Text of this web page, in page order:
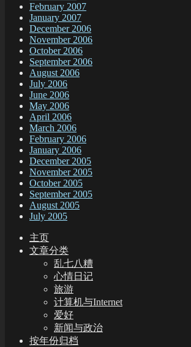
February 2007
January 2007
December 2006
November 2006
October 2006
September 2006
August 2006
July 2006
June 2006
May 2006
April 2006
March 2006
February 2006
January 2006
December 2005
November 2005
October 2005
September 2005
August 2005
July 2005
主页
文章分类
乱七八糟
心情日记
旅游
计算机与Internet
爱好
新闻与政治
按年份归档